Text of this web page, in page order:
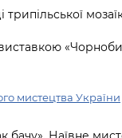
мистецтва України